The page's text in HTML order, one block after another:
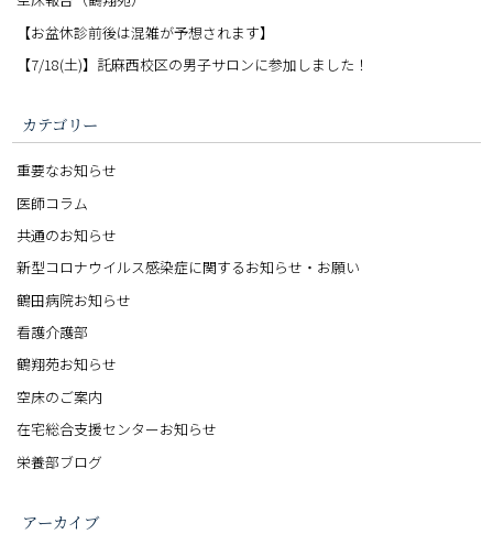
【お盆休診前後は混雑が予想されます】
【7/18(土)】託麻西校区の男子サロンに参加しました！
カテゴリー
重要なお知らせ
医師コラム
共通のお知らせ
新型コロナウイルス感染症に関するお知らせ・お願い
鶴田病院お知らせ
看護介護部
鶴翔苑お知らせ
空床のご案内
在宅総合支援センターお知らせ
栄養部ブログ
アーカイブ